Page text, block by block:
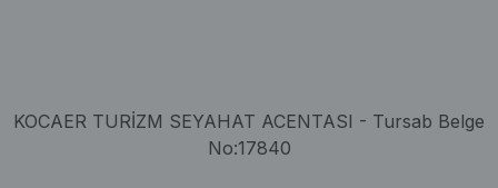
KOCAER TURİZM SEYAHAT ACENTASI - Tursab Belge
No:17840